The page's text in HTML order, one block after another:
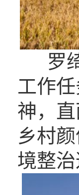
罗绮
工作
神，
乡村
境整